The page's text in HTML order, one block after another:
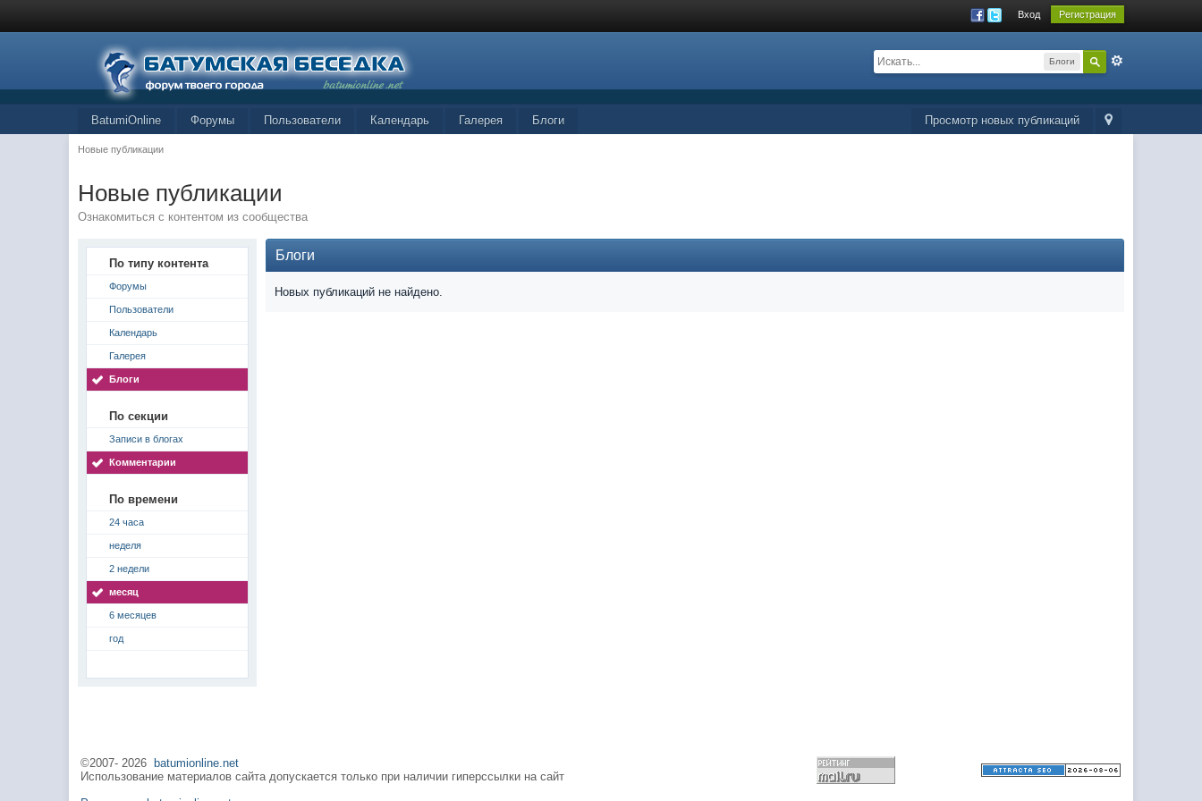
Вход Регистрация
Блоги
Просмотр новых публикаций
BatumiOnline Форумы Пользователи Календарь Галерея Блоги
Новые публикации
Новые публикации
Ознакомиться с контентом из сообщества
По типу контента
Форумы
Пользователи
Календарь
Галерея
Блоги
По секции
Записи в блогах
Комментарии
По времени
24 часа
неделя
2 недели
месяц
6 месяцев
год
Блоги
Новых публикаций не найдено.
©2007-2026
batumionline.net
Использование материалов сайта допускается только при наличии гиперссылки на сайт